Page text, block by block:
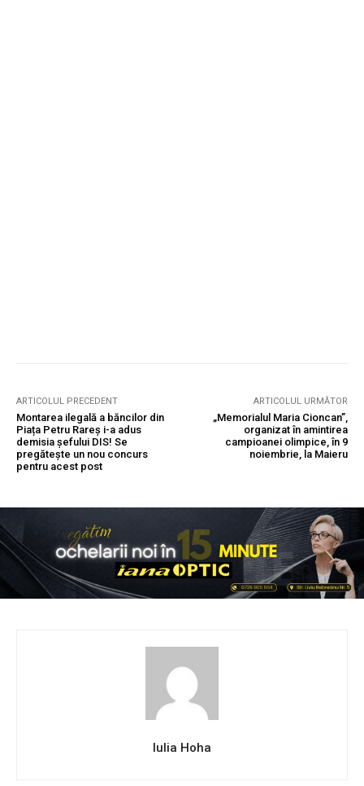
ARTICOLUL PRECEDENT
Montarea ilegală a băncilor din
Piața Petru Rareș i-a adus
demisia șefului DIS! Se
pregătește un nou concurs
pentru acest post
ARTICOLUL URMĂTOR
„Memorialul Maria Cioncan”,
organizat în amintirea
campioanei olimpice, în 9
noiembrie, la Maieru
Iulia Hoha